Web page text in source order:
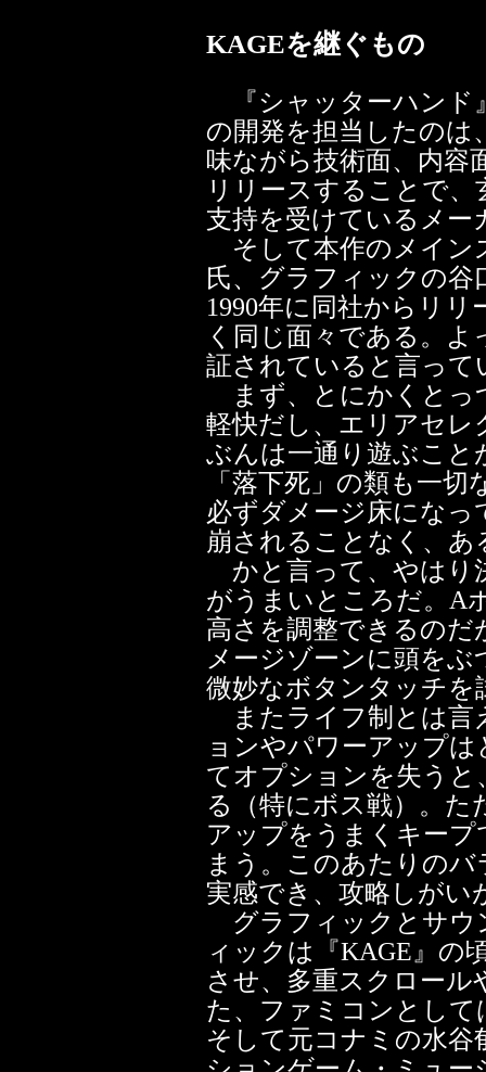
KAGEを継ぐもの
『シャッターハンド
の開発を担当したのは
味ながら技術面、内容
リリースすることで
支持を受けているメー
そして本作のメイン
氏、グラフィックの谷
1990年に同社からリ
く同じ面々である。
証されていると言って
まず、とにかくとっ
軽快だし、エリアセレ
ぶんは一通り遊ぶこと
「落下死」の類も一
必ずダメージ床にな
崩されることなく、
かと言って、やはり
がうまいところだ。A
高さを調整できるのだ
メージゾーンに頭を
微妙なボタンタッチを
またライフ制とは言
ョンやパワーアップ
てオプションを失う
る（特にボス戦）。
アップをうまくキー
まう。このあたりの
実感でき、攻略しがい
グラフィックとサウ
ィックは『KAGE』の
させ、多重スクロー
た、ファミコンとし
そして元コナミの水谷